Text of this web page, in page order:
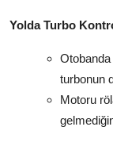
Yolda Turbo
turbonun
Motoru